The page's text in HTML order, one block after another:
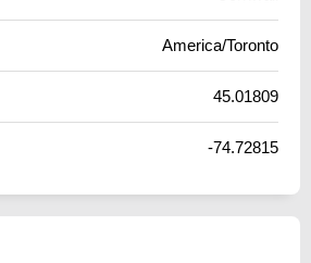
America/Toronto
45.01809
-74.72815